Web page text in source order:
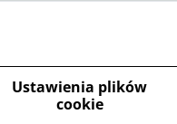
Ustawienia plików
cookie